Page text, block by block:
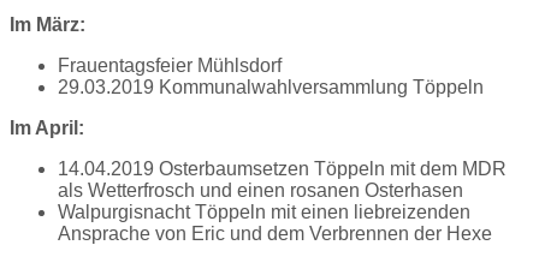
Im März:
Frauentagsfeier Mühlsdorf
29.03.2019 Kommunalwahlversammlung Töppeln
Im April:
14.04.2019 Osterbaumsetzen Töppeln mit dem MDR
als Wetterfrosch und einen rosanen Osterhasen
Walpurgisnacht Töppeln mit einen liebreizenden
Ansprache von Eric und dem Verbrennen der Hexe